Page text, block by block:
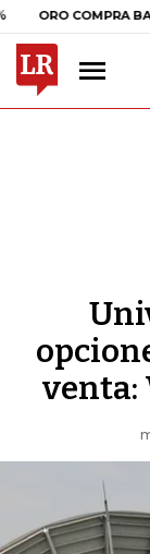
COMPRA BANCO
venta: